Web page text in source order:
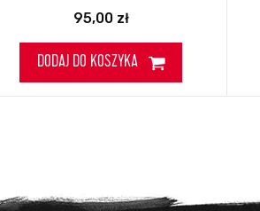
95,00 zł
DODAJ DO KOSZYKA